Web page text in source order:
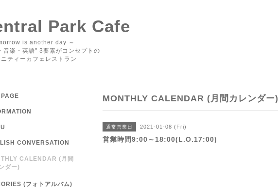
Park Cafe
is another day ～
音楽・英語" 3要素がコンセプトの
ニティーカフェレストラン
MONTHLY CALENDAR (月間カレンダー)
通常営業日 2021-01-08 (Fri)
営業時間9:00～18:00(L.O.17:00)
CONVERSATION
CALENDAR (月間
ダー)
(フォトアルバム)